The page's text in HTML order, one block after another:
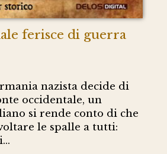
ferisce di guerra
nazista decide di
occidentale, un
si rende conto di che
le spalle a tutti: